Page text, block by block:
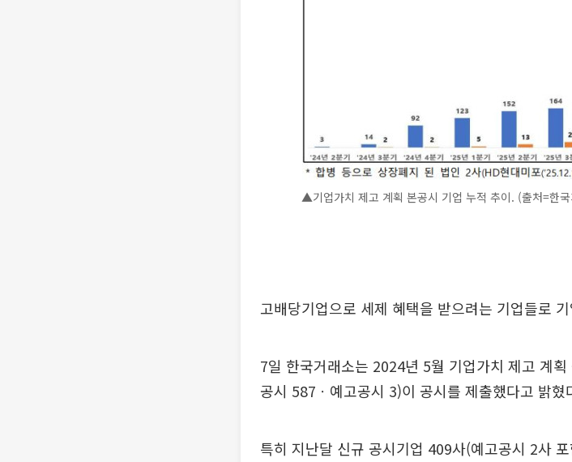
▲기업가치 제고 계획 본공시 기업 누적 추이. (출처=한
고배당기업으로 세제 혜택을 받으려는 기업들로
7일 한국거래소는 2024년 5월 기업가치 제고 계
공시 587ㆍ예고공시 3)이 공시를 제출했다고 밝혔
특히 지난달 신규 공시기업 409사(예고공시 2사